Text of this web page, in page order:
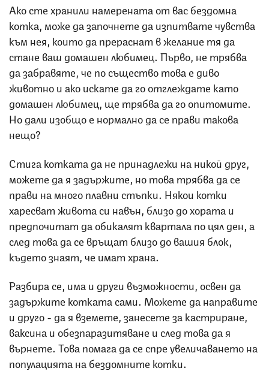
Ако сте хранили намерената от вас бездомна
котка, може да започнете да изпитвате чувства
към нея, които да прераснат в желание тя да
стане ваш домашен любимец. Първо, не трябва
да забравяте, че по същество това е диво
животно и ако искате да го отглеждате като
домашен любимец, ще трябва да го опитомите.
Но дали изобщо е нормално да се прави такова
нещо?
Стига котката да не принадлежи на никой друг,
можете да я задържите, но това трябва да се
прави на много плавни стъпки. Някои котки
харесват живота си навън, близо до хората и
предпочитат да обикалят квартала по цял ден, а
след това да се връщат близо до вашия блок,
където знаят, че имат храна.
Разбира се, има и други възможности, освен да
задържите котката сами. Можете да направите
и друго - да я вземете, занесете за кастриране,
ваксина и обезпаразитяване и след това да я
върнете. Това помага да се спре увеличаването на
популацията на бездомните котки.